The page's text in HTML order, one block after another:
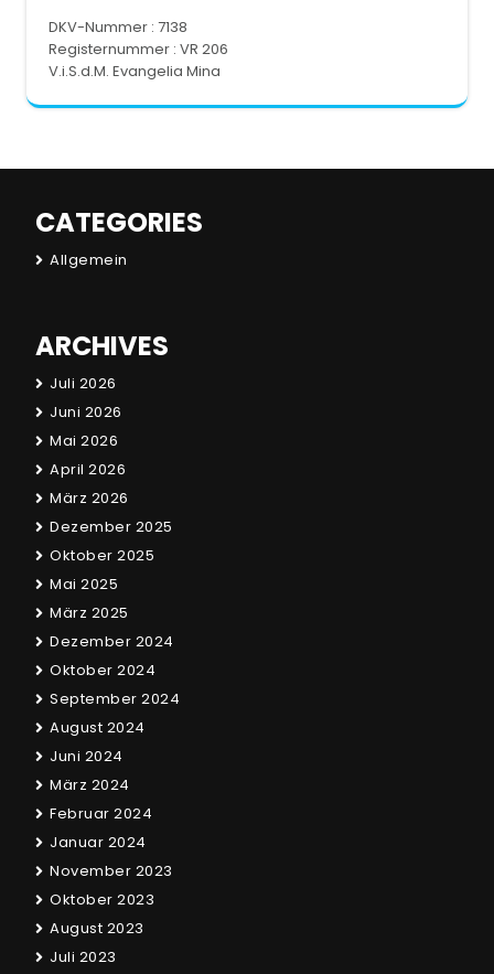
DKV-Nummer : 7138
Registernummer : VR 206
V.i.S.d.M. Evangelia Mina
CATEGORIES
Allgemein
ARCHIVES
Juli 2026
Juni 2026
Mai 2026
April 2026
März 2026
Dezember 2025
Oktober 2025
Mai 2025
März 2025
Dezember 2024
Oktober 2024
September 2024
August 2024
Juni 2024
März 2024
Februar 2024
Januar 2024
November 2023
Oktober 2023
August 2023
Juli 2023